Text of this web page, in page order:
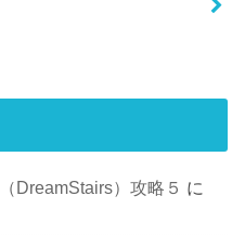
DreamStairs）攻略５ に